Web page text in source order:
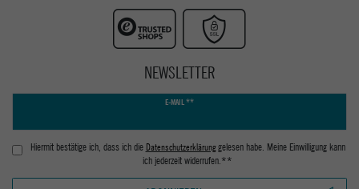
NEWSLETTER
E-MAIL **
Hiermit bestätige ich, dass ich die Daten­schutz­erklärunggelesen habe. Meine Einwilligung kann
ich jederzeit widerrufen.**